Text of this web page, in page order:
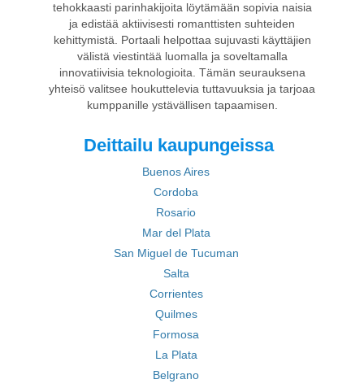
tehokkaasti parinhakijoita löytämään sopivia naisia
ja edistää aktiivisesti romanttisten suhteiden
kehittymistä. Portaali helpottaa sujuvasti käyttäjien
välistä viestintää luomalla ja soveltamalla
innovatiivisia teknologioita. Tämän seurauksena
yhteisö valitsee houkuttelevia tuttavuuksia ja tarjoaa
kumppanille ystävällisen tapaamisen.
Deittailu kaupungeissa
Buenos Aires
Cordoba
Rosario
Mar del Plata
San Miguel de Tucuman
Salta
Corrientes
Quilmes
Formosa
La Plata
Belgrano